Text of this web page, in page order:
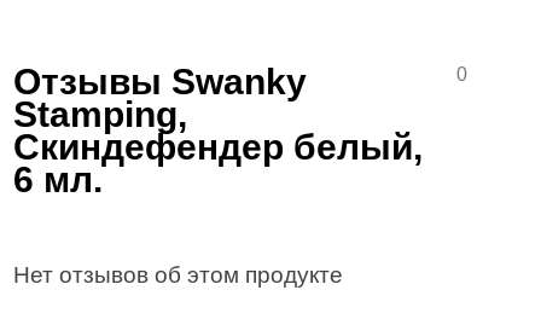
Отзывы Swanky
Stamping,
Скиндефендер белый,
6 мл.
0
Нет отзывов об этом продукте